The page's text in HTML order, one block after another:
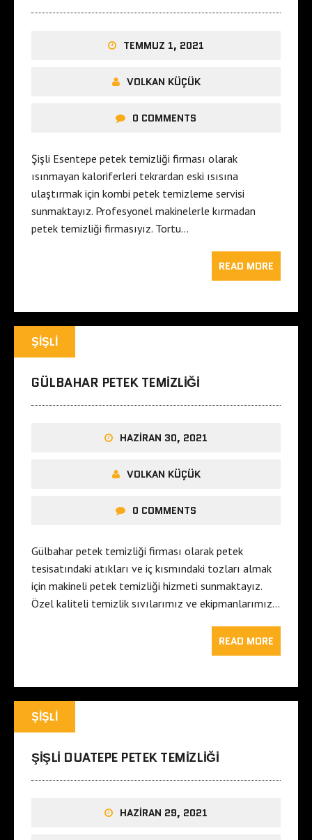
TEMMUZ 1, 2021
VOLKAN KÜÇÜK
0 COMMENTS
Şişli Esentepe petek temizliği firması olarak
ısınmayan kaloriferleri tekrardan eski ısısına
ulaştırmak için kombi petek temizleme servisi
sunmaktayız. Profesyonel makinelerle kırmadan
petek temizliği firmasıyız. Tortu…
READ MORE
ŞIŞLI
GÜLBAHAR PETEK TEMIZLIĞI
HAZIRAN 30, 2021
VOLKAN KÜÇÜK
0 COMMENTS
Gülbahar petek temizliği firması olarak petek
tesisatındaki atıkları ve iç kısmındaki tozları almak
için makineli petek temizliği hizmeti sunmaktayız.
Özel kaliteli temizlik sıvılarımız ve ekipmanlarımız…
READ MORE
ŞIŞLI
ŞIŞLI DUATEPE PETEK TEMIZLIĞI
HAZIRAN 29, 2021